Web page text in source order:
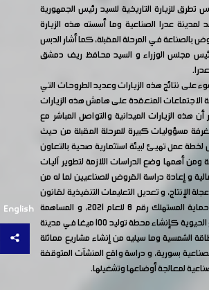
English
تطرق للزيارة التاريخية للسيد رئيس الجمهورية
لمدينة عدرا الصناعية وما أسسته هذه الزيارة
بالصناعة في المرحلة المقبلة، كما أشار الدبس
رئيس مجلس الوزراء و السيد محافظ ريف دمشق
على نتائج هذه الزيارات وعديد الطروحات التي
المنعقدة على هامش هذه الزيارات
هذه الزيارات الميدانية والتواصل المباشر مع
مسؤوليات كبيرة للمرحلة المقبلة من حيث
لخطة عمل تهيئ لبيئة استثمارية صحية بالتعاون
ومن أهمها وضع الدراسات اللازمة لتطوير آليات
و إعادة دراسة القروض للصناعيين لما له من
الإنتاج، و تعديل التعليمات التنفيذية لقانون
التجارة الداخلية وحماية المستهلك رقم 8 للعام 2021، و المساهمة
في إنجاز المشاريع الحيوية كإنشاء محطة توليد 100 ميغا في مدينة
الشمسية وما سيليه من إنشاء مشاريع مماثلة
بسورية، و دراسة واقع المنشآت المتوقفة
لمعالجة أوضاعها وتشغيلها.